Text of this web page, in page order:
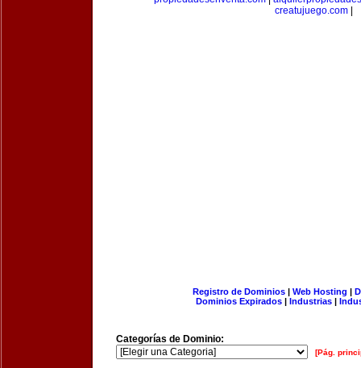
creatujuego.com|
Registro de Dominios| Web Hosting |
Dominios Expirados | Industrias |
Categorías de Dominio:
[Pág.